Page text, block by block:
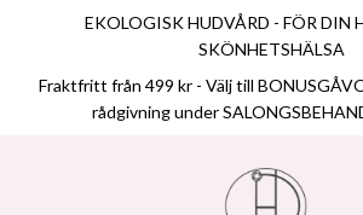
EKOLOGISK HUDVÅRD - FÖR DIN
SKÖNHETSHÄLSA
Fraktfritt från 499 kr - Välj till
rådgivning under